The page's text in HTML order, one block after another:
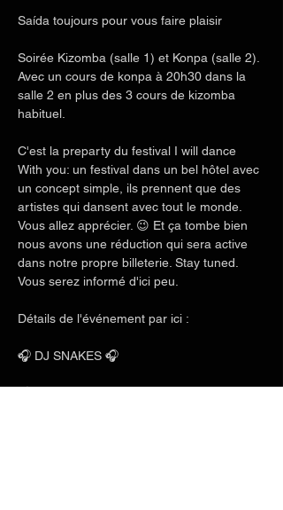
Saída toujours pour vous faire plaisir
Soirée Kizomba (salle 1) et Konpa (salle 2).
Avec un cours de konpa à 20h30 dans la
salle 2 en plus des 3 cours de kizomba
habituel.
C'est la preparty du festival I will dance
With you: un festival dans un bel hôtel avec
un concept simple, ils prennent que des
artistes qui dansent avec tout le monde.
Vous allez apprécier. 😉 Et ça tombe bien
nous avons une réduction qui sera active
dans notre propre billeterie. Stay tuned.
Vous serez informé d'ici peu.
Détails de l'événement par ici :
🎧 DJ SNAKES 🎧